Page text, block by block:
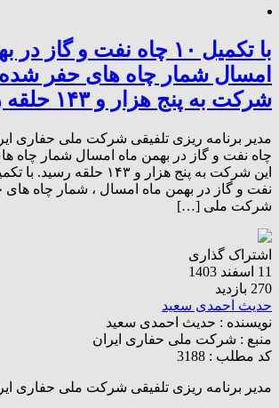
با تکمیل ۱۰ چاه نفت و گاز
امسال شمار چاه های حفر
شرکت به پنج هزار و ۱۴۳ حلقه رسید
چاه نفت و گاز در بهمن ماه امسال شمار چاه
نفت و گاز در بهمن ماه امسال ، شمار چاه
شرکت ملی […]
اشتراک گذاری
11 اسفند 1403
270 بازدید
حدیث احمدی سعید
نویسنده : حدیث احمدی سعید
منبع : شرکت ملی حفاری ایران
کد مطلب : 3188
مدیر برنامه ریزی تلفیقی شرکت ملی حفاری